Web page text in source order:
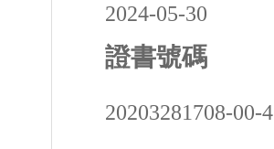
2024-05-30
證書號碼
20203281708-00-4